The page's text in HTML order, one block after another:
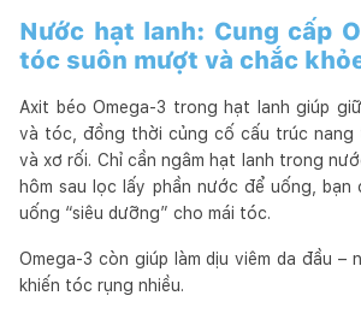
Nước hạt lanh: Cung cấp
tóc suôn mượt và chắc
Axit béo Omega-3 trong hạt lanh giúp
và tóc, đồng thời củng cố cấu trúc nang
và xơ rối. Chỉ cần ngâm hạt lanh trong
hôm sau lọc lấy phần nước để uống,
uống “siêu dưỡng” cho mái tóc.
Omega-3 còn giúp làm dịu viêm da đầu –
khiến tóc rụng nhiều.